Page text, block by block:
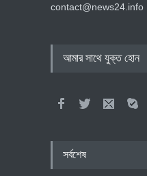
contact@news24.info
আমার সাথে যুক্ত হোন
সর্বশেষ